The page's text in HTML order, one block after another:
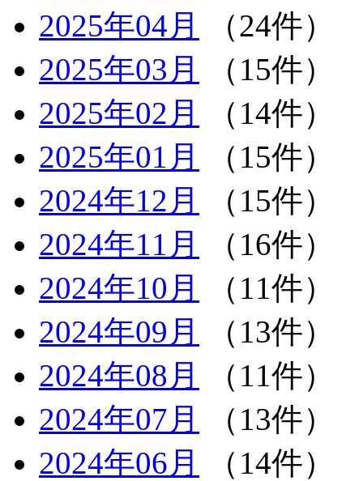
2025年04月
（24件）
2025年03月
（15件）
2025年02月
（14件）
2025年01月
（15件）
2024年12月
（15件）
2024年11月
（16件）
2024年10月
（11件）
2024年09月
（13件）
2024年08月
（11件）
2024年07月
（13件）
2024年06月
（14件）